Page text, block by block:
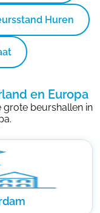
Huren
en Europa
grote beurshallen in